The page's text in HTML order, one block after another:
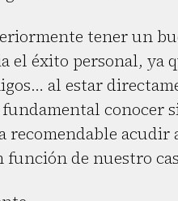
tener un
el éxito personal, ya
al estar
conocer
recomendable
función de nuestro